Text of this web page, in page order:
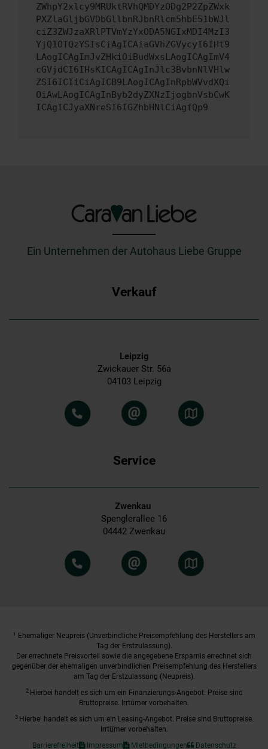
ZWhpY2xlcy9MRUktRVhQMDYzODg2P2ZpZWxk
PXZlaGljbGVDbGllbnRJbnRlcm5hbE51bWJl
ciZ3ZWJzaXRlPTVmYzYxODA5NGIxMDI4MzI3
YjQ1OTQzYSIsCiAgICAiaGVhZGVycyI6IHt9
LAogICAgImJvZHkiOiBudWxsLAogICAgImV4
cGVjdCI6IHsKICAgICAgInJlc3BvbnNlVHlw
ZSI6ICIiCiAgICB9LAogICAgInRpbWVvdXQi
OiAwLAogICAgInByb2dyZXNzIjogbnVsbCwK
ICAgICJyaXNreSI6IGZhbHNlCiAgfQp9
Ein Unternehmen der Autohaus Liebe Gruppe
Verkauf
Leipzig
Zwickauer Str. 56a
04103 Leipzig
Service
Zwenkau
Spenglerallee 16
04442 Zwenkau
1
Ehemaliger Neupreis (Unverbindliche Preisempfehlung des Herstellers am
Tag der Erstzulassung).
Der errechnete Preisvorteil sowie die angegebene Ersparnis errechnet sich
gegenüber der ehemaligen unverbindlichen Preisempfehlung des Herstellers
am Tag der Erstzulassung (Neupreis).
2 Hierbei handelt es sich um ein Finanzierungs-Angebot. Preise sind
Bruttopreise. Irrtümer vorbehalten.
3 Hierbei handelt es sich um ein Leasing-Angebot. Preise sind Bruttopreise.
Irrtümer vorbehalten.
Barrierefreiheit
Impressum Mietbedingungen Datenschutz